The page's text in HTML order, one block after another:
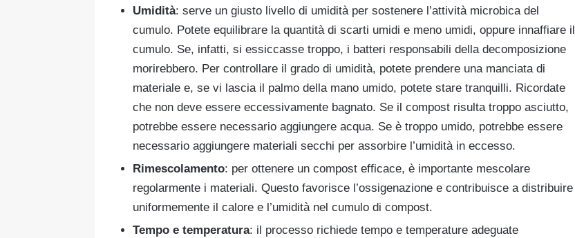
Umidità: serve un giusto livello di umidità per sostenere l’attività microbica del
cumulo. Potete equilibrare la quantità di scarti umidi e meno umidi, oppure innaffiare il
cumulo. Se, infatti, si essiccasse troppo, i batteri responsabili della decomposizione
morirebbero. Per controllare il grado di umidità, potete prendere una manciata di
materiale e, se vi lascia il palmo della mano umido, potete stare tranquilli. Ricordate
che non deve essere eccessivamente bagnato. Se il compost risulta troppo asciutto,
potrebbe essere necessario aggiungere acqua. Se è troppo umido, potrebbe essere
necessario aggiungere materiali secchi per assorbire l’umidità in eccesso.
Rimescolamento: per ottenere un compost efficace, è importante mescolare
regolarmente i materiali. Questo favorisce l’ossigenazione e contribuisce a distribuire
uniformemente il calore e l’umidità nel cumulo di compost.
Tempo e temperatura: il processo richiede tempo e temperature adeguate